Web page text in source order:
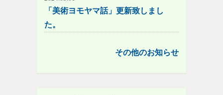
「美術ヨモヤマ話」更新致しまし
た。
その他のお知らせ